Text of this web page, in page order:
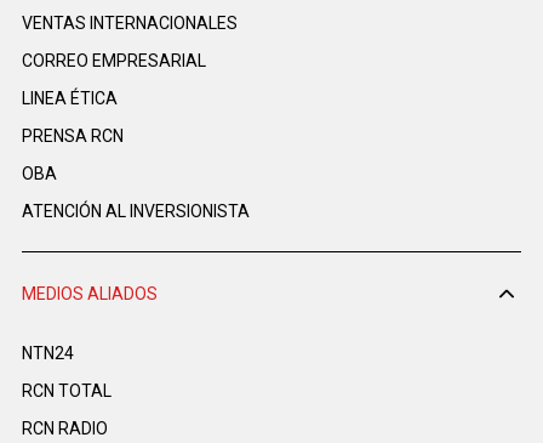
VENTAS INTERNACIONALES
CORREO EMPRESARIAL
LINEA ÉTICA
PRENSA RCN
OBA
ATENCIÓN AL INVERSIONISTA
MEDIOS ALIADOS
NTN24
RCN TOTAL
RCN RADIO